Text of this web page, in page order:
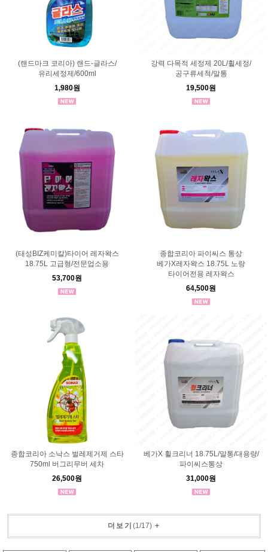
(랜드마크 코리아) 랜드-글라스/
유리세정제/600ml
1,980원
강력 다목적 세정제 20L/휠세정/
공구류세척/말통
19,500원
(태성BIZ케미칼)타이어 레자왁스
18.75L 고급형/전문업소용
53,700원
종합코리아 파이씨스 통상
베가X레자왁스 18.75L 노랑
타이어전용 레자왁스
64,500원
종합코리아 소낙스 벌레제거제 스타
750ml 버그리무버 세차
26,500원
베가X 휠크리너 18.75L/말통/대용량/
파이씨스통상
31,000원
더보기 (1/17) +